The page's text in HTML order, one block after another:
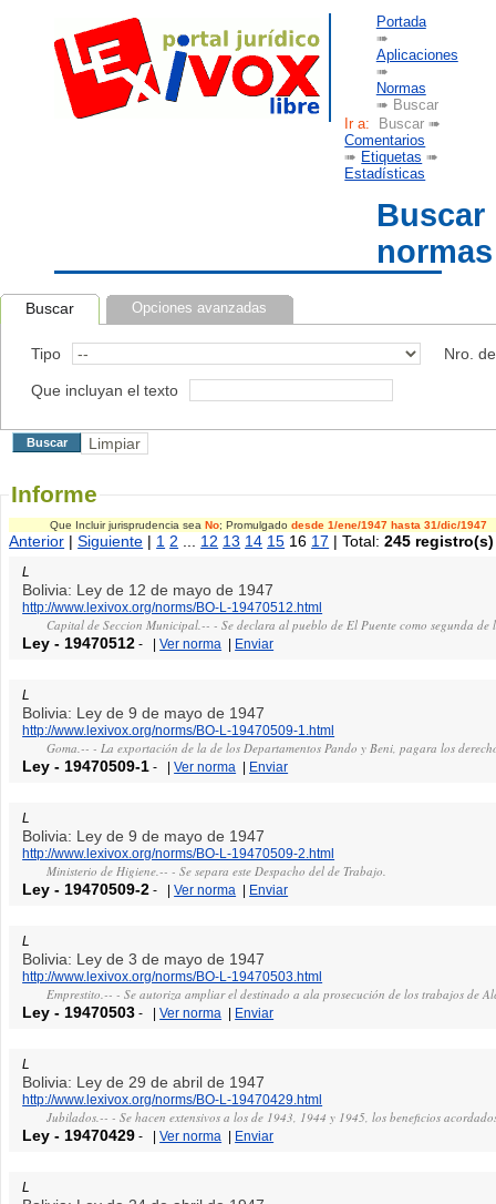
Portada
➠
Aplicaciones
➠
Normas
➠ Buscar
Ir a: Buscar ➠
Comentarios
➠ Etiquetas ➠
Estadísticas
Buscar
normas
Buscar Opciones avanzadas
Tipo Nro.
Que incluyan el texto
Informe
Que Incluir jurisprudencia sea No; Promulgado desde 1/ene/1947 hasta 31/dic/1947
Anterior |Siguiente | 1 2 12 13 14 15 16 17 | Total:245 registro(s)
L
Bolivia: Ley de 12 de mayo de 1947
http://www.lexivox.org/norms/BO-L-19470512.html
Capital de Seccion Municipal.-- - Se declara al pueblo de El Puente como segunda
Ley - 19470512 - |Ver norma | Enviar
L
Bolivia: Ley de 9 de mayo de 1947
http://www.lexivox.org/norms/BO-L-19470509-1.html
Goma.-- - La exportación de la de los Departamentos Pando y Beni, pagara los
Ley - 19470509-1 - |Ver norma | Enviar
L
Bolivia: Ley de 9 de mayo de 1947
http://www.lexivox.org/norms/BO-L-19470509-2.html
Ministerio de Higiene.-- - Se separa este Despacho del de Trabajo.
Ley - 19470509-2 - |Ver norma | Enviar
L
Bolivia: Ley de 3 de mayo de 1947
http://www.lexivox.org/norms/BO-L-19470503.html
Emprestito.-- - Se autoriza ampliar el destinado a ala prosecución de los trabajos de
Ley - 19470503 - |Ver norma | Enviar
L
Bolivia: Ley de 29 de abril de 1947
http://www.lexivox.org/norms/BO-L-19470429.html
Jubilados.-- - Se hacen extensivos a los de 1943, 1944 y 1945, los beneficios
Ley - 19470429 - |Ver norma | Enviar
L